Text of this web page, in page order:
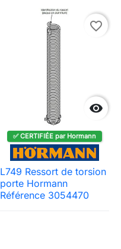

favorite_border
✅ CERTIFIÉE par Hormann
L749 Ressort de torsion
porte Hormann
Référence 3054470